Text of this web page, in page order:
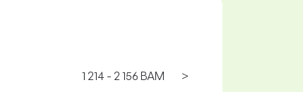
1 214 - 2 156 BAM >